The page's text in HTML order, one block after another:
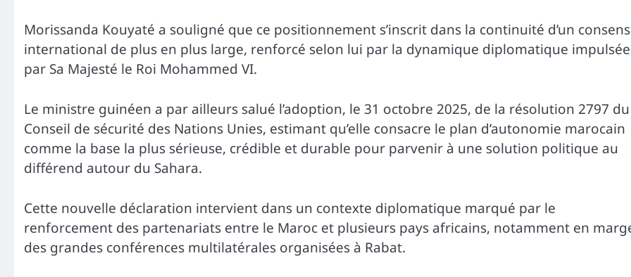
Morissanda Kouyaté a souligné que ce positionnement s’inscrit dans la continuité d’un
international de plus en plus large, renforcé selon lui par la dynamique diplomatique impulsée
par Sa Majesté le Roi Mohammed VI.
Le ministre guinéen a par ailleurs salué l’adoption, le 31 octobre 2025, de la résolution 2797 du
Conseil de sécurité des Nations Unies, estimant qu’elle consacre le plan d’autonomie marocain
comme la base la plus sérieuse, crédible et durable pour parvenir à une solution politique au
différend autour du Sahara.
Cette nouvelle déclaration intervient dans un contexte diplomatique marqué par le
renforcement des partenariats entre le Maroc et plusieurs pays africains, notamment en
des grandes conférences multilatérales organisées à Rabat.